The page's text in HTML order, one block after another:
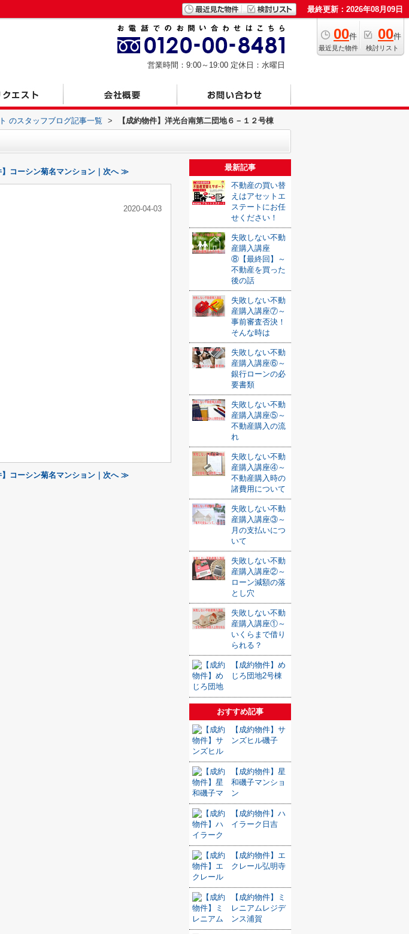
最終更新：2026年08月09日
00件
最近見た物件
00件
検討リスト
営業時間：9:00～19:00 定休日：水曜日
のスタッフブログ記事一覧 > 【成約物件】洋光台南第二団地６－１２号棟
】コーシン菊名マンション｜次へ ≫
2020-04-03
】コーシン菊名マンション｜次へ ≫
最新記事
不動産の買い替
えはアセットエ
ステートにお任
せください！
失敗しない不動
産購入講座
⑧【最終回】～
不動産を買った
後の話
失敗しない不動
産購入講座⑦～
事前審査否決！
そんな時は
失敗しない不動
産購入講座⑥～
銀行ローンの必
要書類
失敗しない不動
産購入講座⑤～
不動産購入の流
れ
失敗しない不動
産購入講座④～
不動産購入時の
諸費用について
失敗しない不動
産購入講座③～
月の支払いにつ
いて
失敗しない不動
産購入講座②～
ローン減額の落
とし穴
失敗しない不動
産購入講座①～
いくらまで借り
られる？
【成約物件】め
じろ団地2号棟
おすすめ記事
【成約物件】サ
ンズヒル磯子
【成約物件】星
和磯子マンショ
ン
【成約物件】ハ
イラーク日吉
【成約物件】エ
クレール弘明寺
【成約物件】ミ
レニアムレジデ
ンス浦賀